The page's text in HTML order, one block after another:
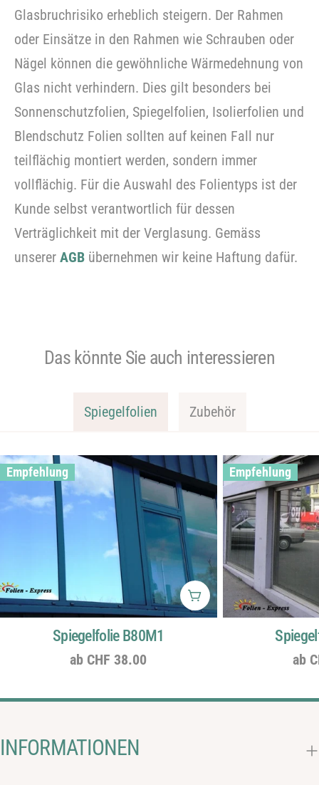
Glasbruchrisiko erheblich steigern. Der Rahmen
oder Einsätze in den Rahmen wie Schrauben oder
Nägel können die gewöhnliche Wärmedehnung von
Glas nicht verhindern. Dies gilt besonders bei
Sonnenschutzfolien, Spiegelfolien, Isolierfolien und
Blendschutz Folien sollten auf keinen Fall nur
teilflächig montiert werden, sondern immer
vollflächig. Für die Auswahl des Folientyps ist der
Kunde selbst verantwortlich für dessen
Verträglichkeit mit der Verglasung. Gemäss
unserer AGB übernehmen wir keine Haftung dafür.
Das könnte Sie auch interessieren
Spiegelfolien Zubehör
Empfehlung
Wählen Sie Optionen
Spiegelfolie B80M1
Regulärer
ab CHF 38.00
Empfehlung
ab
INFORMATIONEN